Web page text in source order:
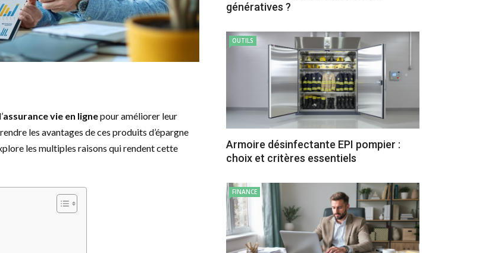
assurance vie en lignepour améliorer leur
les avantages de ces produits d’épargne
les multiples raisons qui rendent cette
génératives ?
OUTILS
Armoire désinfectante EPI pompier :
choix et critères essentiels
FINANCE